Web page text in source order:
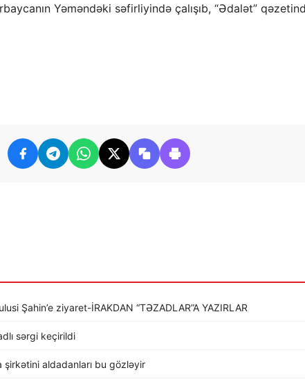
Yəməndəki səfirliyində çalışıb, “Ədalət”
Şahin’e ziyaret-İRAKDAN “TƏZADLAR”A YAZIRLAR
sərgi keçirildi
şirkətini aldadanları bu gözləyir